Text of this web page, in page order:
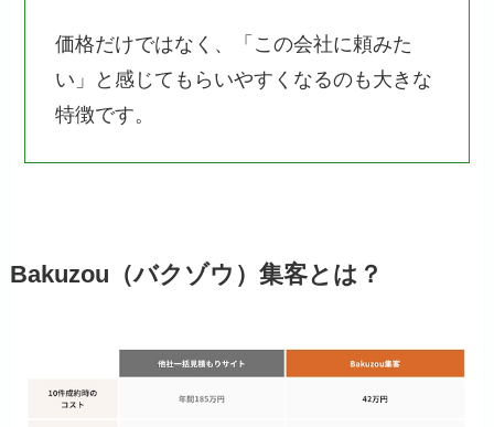
価格だけではなく、「この会社に頼みた
い」と感じてもらいやすくなるのも大きな
特徴です。
Bakuzou（バクゾウ）集客とは？